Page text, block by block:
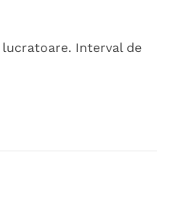
Interval de